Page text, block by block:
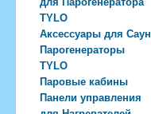
TYLO
Аксессуары для Саун
Парогенераторы
TYLO
Паровые кабины
Панели управления